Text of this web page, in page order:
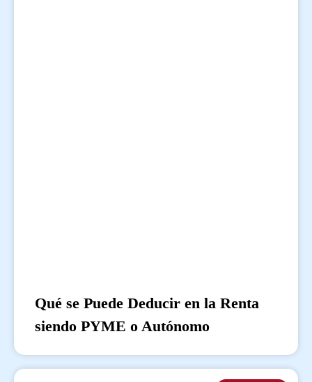
Qué se Puede Deducir en la Renta
siendo PYME o Autónomo